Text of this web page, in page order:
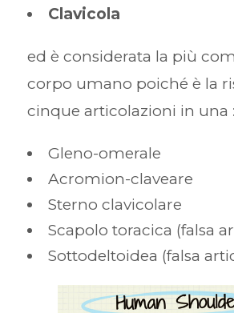
Clavicola
ed è considerata la più
corpo umano poiché è la
cinque articolazioni in una :
Gleno-omerale
Acromion-claveare
Sterno clavicolare
Scapolo toracica (falsa
Sottodeltoidea (falsa